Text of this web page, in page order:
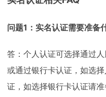
问题1：实名认证需要准备
答：个人认证可选择通过
或通过银行卡认证，如选
证，如选择银行卡认证请